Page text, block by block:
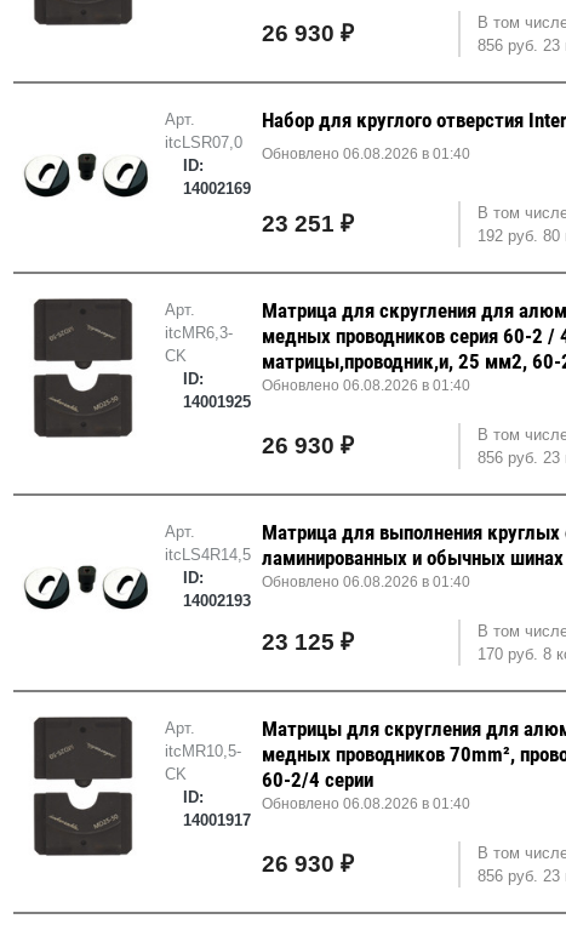
26 930 ₽
В том
856 руб. 23
Арт.
itcLSR07,0
ID:
14002169
Набор для круглого отверстия
Обновлено 06.08.2026 в 01:40
23 251 ₽
В том
192 руб. 80
Арт.
itcMR6,3-
CK
ID:
14001925
Матрица для скругления для
медных проводников серия 60-2 /
матрицы,проводник,и, 25 мм2,
Обновлено 06.08.2026 в 01:40
26 930 ₽
В том
856 руб. 23
Арт.
itcLS4R14,5M
ID:
14002193
Матрица для выполнения круглых
ламинированных и обычных
Обновлено 06.08.2026 в 01:40
23 125 ₽
В том
170 руб. 8
Арт.
itcMR10,5-
CK
ID:
14001917
Матрицы для скругления для
медных проводников 70mm²,
60-2/4 серии
Обновлено 06.08.2026 в 01:40
26 930 ₽
В том
856 руб. 23